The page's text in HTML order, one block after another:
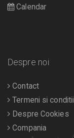
Calendar
Despre noi
Contact
Termeni si conditii
Despre Cookies
Compania